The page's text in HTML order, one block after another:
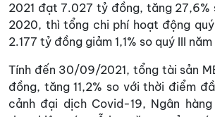
2021 đạt 7.027 tỷ đồng, tăng 27,6%
2020, thì tổng chi phí hoạt động
2.177 tỷ đồng giảm 1,1% so quý III
Tính đến 30/09/2021, tổng tài sản
đồng, tăng 11,2% so với thời điểm
cảnh đại dịch Covid-19, Ngân